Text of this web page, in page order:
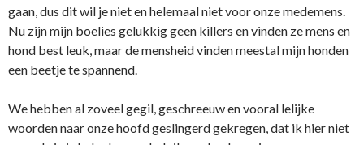
gaan, dus dit wil je niet en helemaal niet voor onze medemens.
Nu zijn mijn boelies gelukkig geen killers en vinden ze mens en
hond best leuk, maar de mensheid vinden meestal mijn honden
een beetje te spannend.
We hebben al zoveel gegil, geschreeuw en vooral lelijke
woorden naar onze hoofd geslingerd gekregen, dat ik hier niet